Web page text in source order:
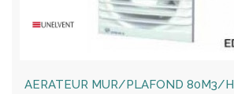
AERATEUR MUR/PLAFOND 80M3/H